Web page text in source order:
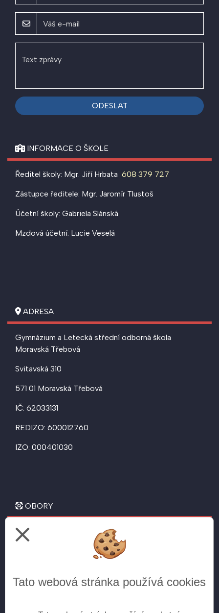
ODESLAT
INFORMACE O ŠKOLE
Ředitel školy: Mgr. Jiří Hrbata 608 379 727
Zástupce ředitele: Mgr. Jaromír Tlustoš
Účetní školy: Gabriela Slánská
Mzdová účetní: Lucie Veselá
ADRESA
Gymnázium a Letecká střední odborná škola
Moravská Třebová
Svitavská 310
571 01 Moravská Třebová
IČ: 62033131
REDIZO: 600012760
IZO: 000401030
OBORY
Letecké technické lyceum
close
Tato webová stránka používá cookies